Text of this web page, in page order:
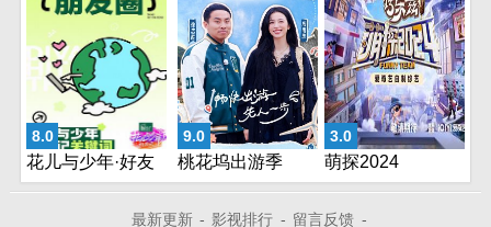
8.0
花儿与少年·好友
记
9.0
桃花坞出游季
3.0
萌探2024
最新更新 - 影视排行 - 留言反馈 -